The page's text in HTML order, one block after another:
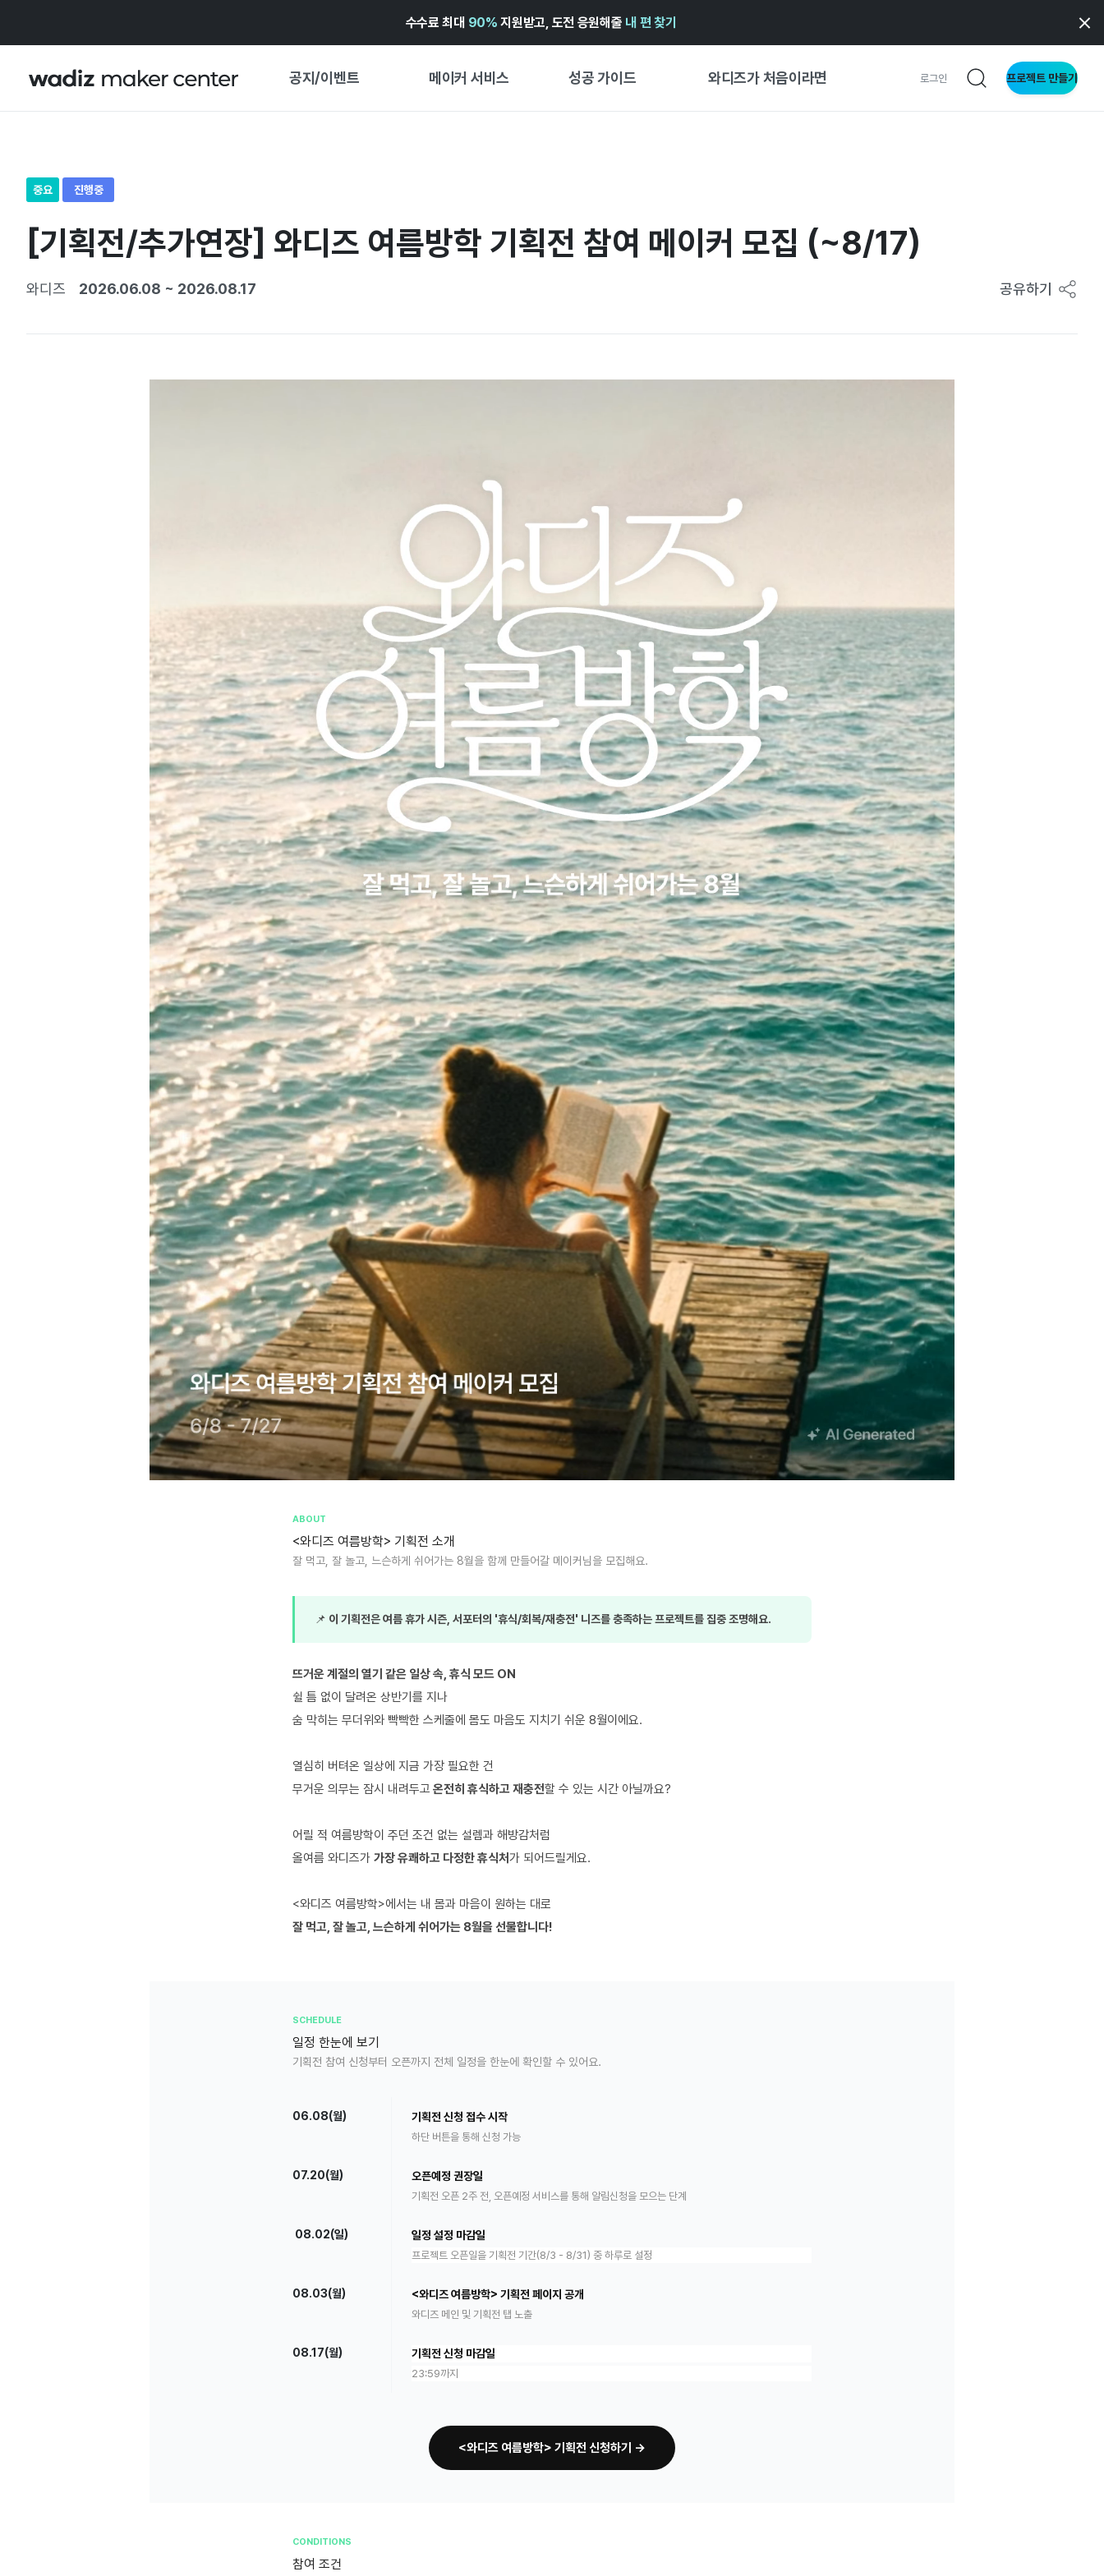
수수료 최대 90% 지원받고, 도전 응원해줄 내 편 찾기
공지/이벤트 메이커 서비스 성공 가이드 와디즈가 처음이라면 로그인 프로젝트 만들기
기획전 캘린더
와디즈 어워즈 ↗︎
성공 스토리
창작형
비즈니스형
중요 진행중
[기획전/추가연장] 와디즈 여름방학 기획전 참여 메이커 모집 (~8/17)
와디즈 2026.06.08 ~ 2026.08.17 공유하기
ABOUT
<와디즈 여름방학> 기획전 소개
잘 먹고, 잘 놀고, 느슨하게 쉬어가는 8월을 함께 만들어갈 메이커님을 모집해요.
📌 이 기획전은여름 휴가 시즌, 서포터의 '휴식/회복/재충전' 니즈를 충족하는 프로젝트를 집중 조명해요.
뜨거운 계절의 열기 같은 일상 속, 휴식 모드 ON
쉴 틈 없이 달려온 상반기를 지나
숨 막히는 무더위와 빡빡한 스케줄에 몸도 마음도 지치기 쉬운 8월이에요.
열심히 버텨온 일상에 지금 가장 필요한 건
무거운 의무는 잠시 내려두고 온전히 휴식하고 재충전할 수 있는 시간 아닐까요?
어릴 적 여름방학이 주던 조건 없는 설렘과 해방감처럼
올여름 와디즈가 가장 유쾌하고 다정한 휴식처가 되어드릴게요.
<와디즈 여름방학>에서는 내 몸과 마음이 원하는 대로
잘 먹고, 잘 놀고, 느슨하게 쉬어가는 8월을 선물합니다!
SCHEDULE
일정 한눈에 보기
기획전 참여 신청부터 오픈까지 전체 일정을 한눈에 확인할 수 있어요.
06.08(월) 기획전 신청 접수 시작
하단 버튼을 통해 신청 가능
07.20(월) 오픈예정 권장일
기획전 오픈 2주 전, 오픈예 정 서비스를 통해 알림신청을 모으는 단계
08.02(일) 일정 설정 마감일
프로젝트 오픈일을 기획전 기간(8/3 - 8/31) 중 하루로 설정
08.03(월) <와디즈 여름방학> 기획전 페이지 공개
와디즈 메인 및 기획전 탭 노출
08.17(월) 기획전 신청 마감일
23:59까지
<와디즈 여름방학> 기획전 신청하기 →
CONDITIONS
참여 조건